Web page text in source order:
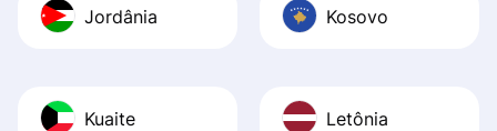
Jordânia Kosovo
Kuaite Letônia